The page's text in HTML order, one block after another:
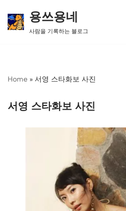
콘
너
용쓰용네
사람을 기록하는 블로그
Home » 서영 스타화보 사진
서영 스타화보 사진